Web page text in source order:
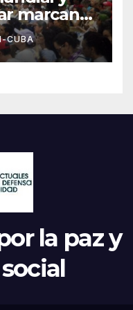
marcan
CUBA
la paz y